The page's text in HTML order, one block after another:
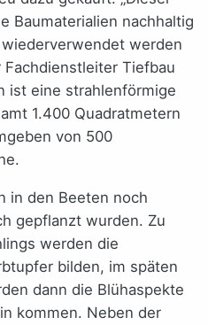
Baumaterialien nachhaltig
werden
Tiefbau
ist eine strahlenförmige
1.400 Quadratmetern
von 500
in den Beeten noch
gepflanzt wurden. Zu
werden die
bilden, im späten
dann die Blühaspekte
kommen. Neben der